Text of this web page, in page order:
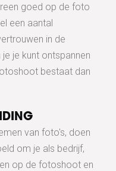
goed op de foto
een aantal
in de
je kunt ontspannen
bestaat dan
van foto's, doen
om je als bedrijf,
op de fotoshoot en